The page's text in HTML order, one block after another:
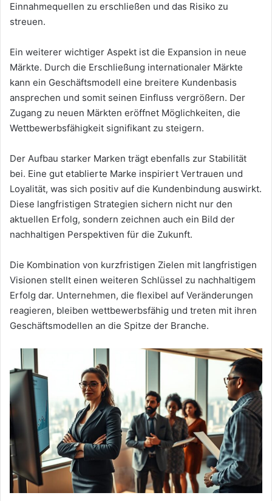
Einnahmequellen zu erschließen und das Risiko zu
streuen.
Ein weiterer wichtiger Aspekt ist die Expansion in neue
Märkte. Durch die Erschließung internationaler Märkte
kann ein Geschäftsmodell eine breitere Kundenbasis
ansprechen und somit seinen Einfluss vergrößern. Der
Zugang zu neuen Märkten eröffnet Möglichkeiten, die
Wettbewerbsfähigkeit signifikant zu steigern.
Der Aufbau starker Marken trägt ebenfalls zur Stabilität
bei. Eine gut etablierte Marke inspiriert Vertrauen und
Loyalität, was sich positiv auf die Kundenbindung auswirkt.
Diese langfristigen Strategien sichern nicht nur den
aktuellen Erfolg, sondern zeichnen auch ein Bild der
nachhaltigen Perspektiven für die Zukunft.
Die Kombination von kurzfristigen Zielen mit langfristigen
Visionen stellt einen weiteren Schlüssel zu nachhaltigem
Erfolg dar. Unternehmen, die flexibel auf Veränderungen
reagieren, bleiben wettbewerbsfähig und treten mit ihren
Geschäftsmodellen an die Spitze der Branche.